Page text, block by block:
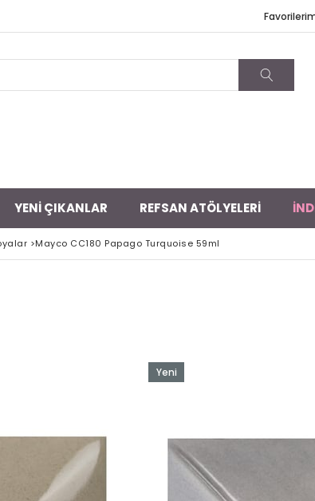
YENİ ÇIKANLAR REFSAN ATÖLYELERİ
>Mayco CC180 Papago Turquoise 59ml
Yeni